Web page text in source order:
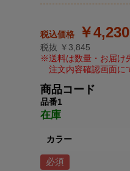
￥4,230
税抜 ￥3,845
商品コード
品番1
在庫
カラー